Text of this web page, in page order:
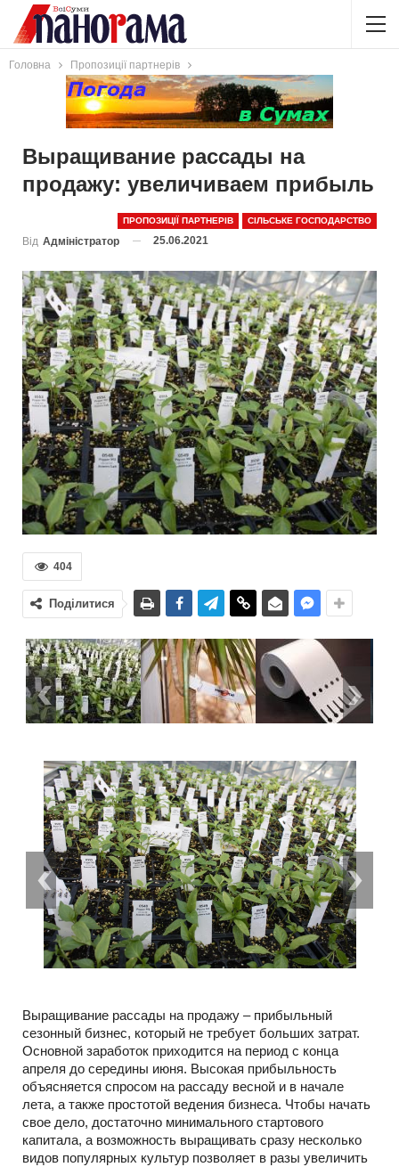
Головна Пропозиції партнерів
Выращивание рассады на
продажу: увеличиваем прибыль
ПРОПОЗИЦІЇ ПАРТНЕРІВ СІЛЬСЬКЕ ГОСПОДАРСТВО
Від Адміністратор 25.06.2021
404
Поділитися
Выращивание рассады на продажу – прибыльный
сезонный бизнес, который не требует больших затрат.
Основной заработок приходится на период с конца
апреля до середины июня. Высокая прибыльность
объясняется спросом на рассаду весной и в начале
лета, а также простотой ведения бизнеса. Чтобы начать
свое дело, достаточно минимального стартового
капитала, а возможность выращивать сразу несколько
видов популярных культур позволяет в разы увеличить